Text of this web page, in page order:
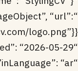
“url”:
logo.png”}},
“dateModified”: “2026-05-29”,
“inLanguage”: “ar”